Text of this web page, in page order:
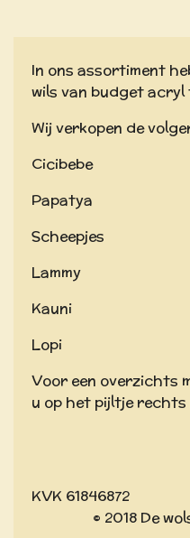
In ons assortiment
wils van budget acryl
Wij verkopen de
Cicibebe
Papatya
Scheepjes
Lammy
Kauni
Lopi
Voor een overzichts
u op het pijltje rechts
KVK 61846872
© 2018 De